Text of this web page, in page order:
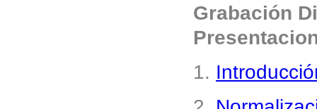
Grabación
1.